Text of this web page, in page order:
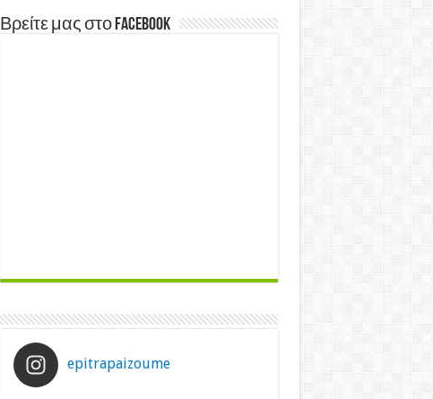
Βρείτε μας στο Facebook
epitrapaizoume